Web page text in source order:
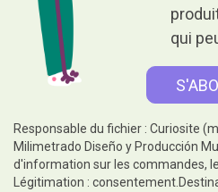
qui
Responsable du fichier : Curiosite
Milimetrado Diseño y Producción
d'information sur les commandes,
Légitimation :